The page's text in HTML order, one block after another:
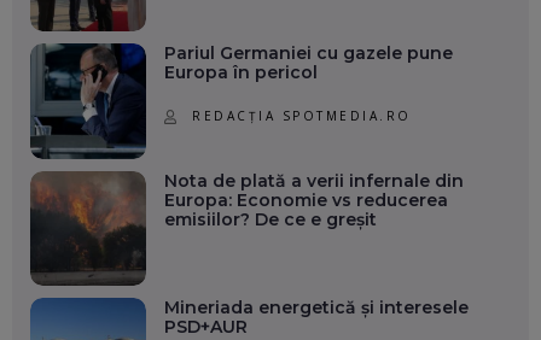
Pariul Germaniei cu gazele pune
Europa în pericol
REDACȚIA SPOTMEDIA.RO
Nota de plată a verii infernale din
Europa: Economie vs reducerea
emisiilor? De ce e greșit
Mineriada energetică și interesele
PSD+AUR